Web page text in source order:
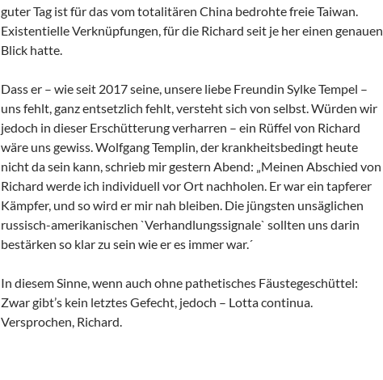
guter Tag ist für das vom totalitären China bedrohte freie Taiwan.
Existentielle Verknüpfungen, für die Richard seit je her einen genauen
Blick hatte.
Dass er – wie seit 2017 seine, unsere liebe Freundin Sylke Tempel –
uns fehlt, ganz entsetzlich fehlt, versteht sich von selbst. Würden wir
jedoch in dieser Erschütterung verharren – ein Rüffel von Richard
wäre uns gewiss. Wolfgang Templin, der krankheitsbedingt heute
nicht da sein kann, schrieb mir gestern Abend: „Meinen Abschied von
Richard werde ich individuell vor Ort nachholen. Er war ein tapferer
Kämpfer, und so wird er mir nah bleiben. Die jüngsten unsäglichen
russisch-amerikanischen `Verhandlungssignale` sollten uns darin
bestärken so klar zu sein wie er es immer war.´
In diesem Sinne, wenn auch ohne pathetisches Fäustegeschüttel:
Zwar gibt’s kein letztes Gefecht, jedoch – Lotta continua.
Versprochen, Richard.